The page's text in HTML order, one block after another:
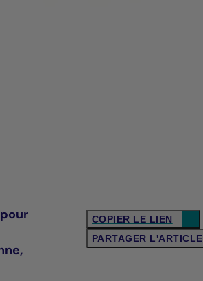
COPIER LE LIEN
PARTAGER L'ARTICLE